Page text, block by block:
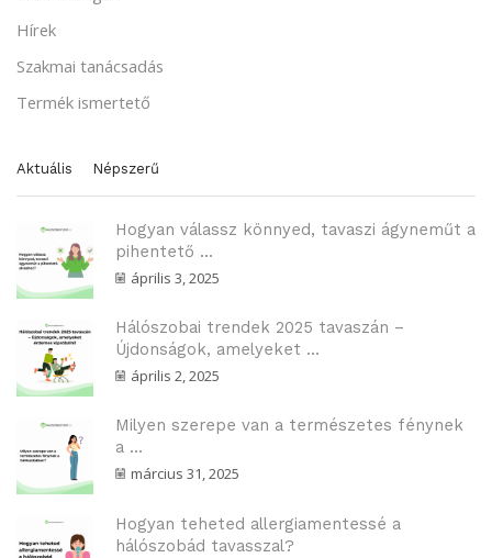
Hírek
Szakmai tanácsadás
Termék ismertető
Aktuális Népszerű
Hogyan válassz könnyed, tavaszi ágyneműt a
pihentető ...
április 3, 2025
Hálószobai trendek 2025 tavaszán –
Újdonságok, amelyeket ...
április 2, 2025
Milyen szerepe van a természetes fénynek
a ...
március 31, 2025
Hogyan teheted allergiamentessé a
hálószobád tavasszal?